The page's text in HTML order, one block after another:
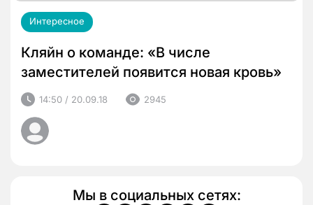
Интересное
Кляйн о команде: «В числе
заместителей появится новая кровь»
14:50 / 20.09.18 2945
Мы в социальных сетях: